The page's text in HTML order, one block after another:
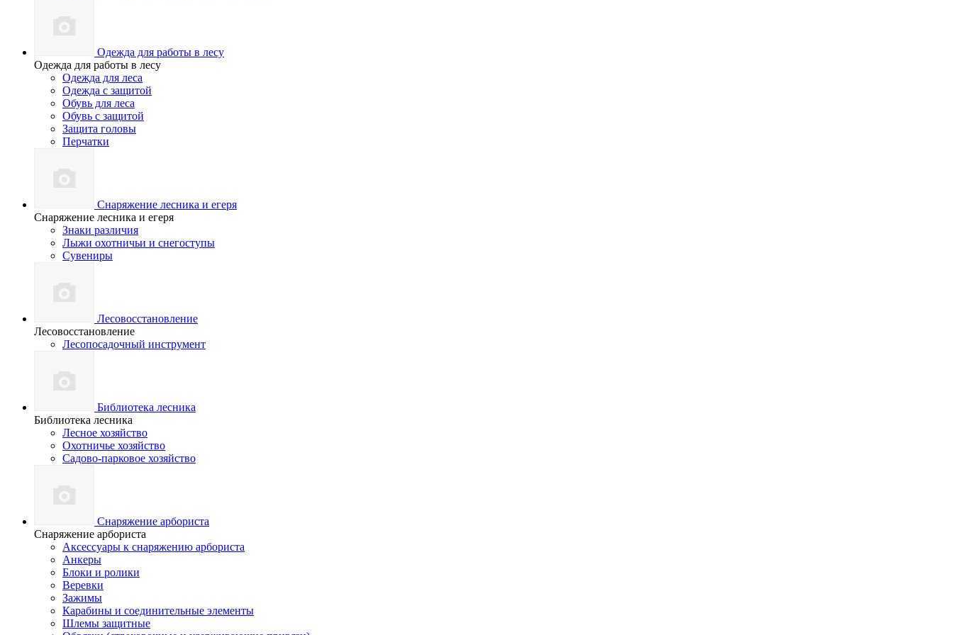
Одежда для работы в лесу
Одежда для работы в лесу
Одежда для леса
Одежда с защитой
Обувь для леса
Обувь с защитой
Защита головы
Перчатки
Снаряжение лесника и егеря
Снаряжение лесника и егеря
Знаки различия
Лыжи охотничьи и снегоступы
Сувениры
Лесовосстановление
Лесовосстановление
Лесопосадочный инструмент
Библиотека лесника
Библиотека лесника
Лесное хозяйство
Охотничье хозяйство
Садово-парковое хозяйство
Снаряжение арбориста
Снаряжение арбориста
Аксессуары к снаряжению арбориста
Анкеры
Блоки и ролики
Веревки
Зажимы
Карабины и соединительные элементы
Шлемы защитные